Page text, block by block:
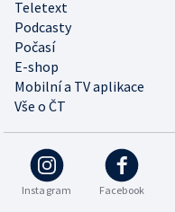
Teletext
Podcasty
Počasí
E-shop
Mobilní a TV aplikace
Vše o ČT
Instagram Facebook